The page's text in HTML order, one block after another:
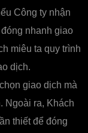
Công ty nhận
nhanh giao
miêu ta quy trình
dịch.
giao dịch mà
Ngoài ra, Khách
thiết để đóng